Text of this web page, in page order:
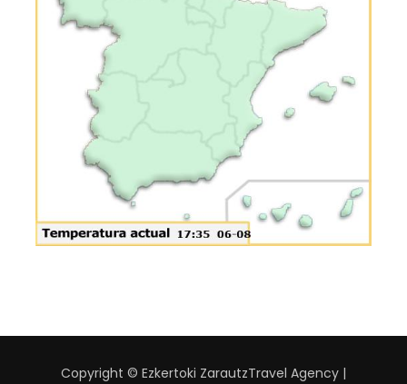
Copyright © Ezkertoki ZarautzTravel Agency |